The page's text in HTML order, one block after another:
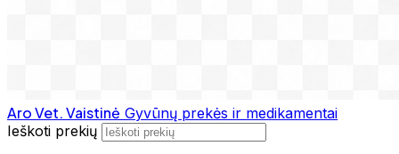
Aro Vet. Vaistinė Gyvūnų prekės ir medikamentai
Ieškoti prekių